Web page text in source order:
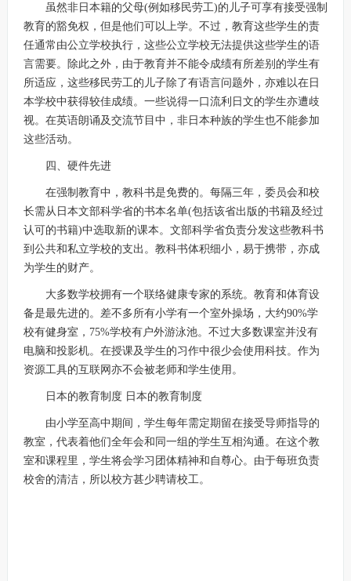
虽然非日本籍的父母(例如移民劳工)的儿子可享有接受强制
教育的豁免权，但是他们可以上学。不过，教育这些学生的责
任通常由公立学校执行，这些公立学校无法提供这些学生的语
言需要。除此之外，由于教育并不能令成绩有所差别的学生有
所适应，这些移民劳工的儿子除了有语言问题外，亦难以在日
本学校中获得较佳成绩。一些说得一口流利日文的学生亦遭歧
视。在英语朗诵及交流节目中，非日本种族的学生也不能参加
这些活动。
四、硬件先进
在强制教育中，教科书是免费的。每隔三年，委员会和校
长需从日本文部科学省的书本名单(包括该省出版的书籍及经过
认可的书籍)中选取新的课本。文部科学省负责分发这些教科书
到公共和私立学校的支出。教科书体积细小，易于携带，亦成
为学生的财产。
大多数学校拥有一个联络健康专家的系统。教育和体育设
备是最先进的。差不多所有小学有一个室外操场，大约90%学
校有健身室，75%学校有户外游泳池。不过大多数课室并没有
电脑和投影机。在授课及学生的习作中很少会使用科技。作为
资源工具的互联网亦不会被老师和学生使用。
日本的教育制度 日本的教育制度
由小学至高中期间，学生每年需定期留在接受导师指导的
教室，代表着他们全年会和同一组的学生互相沟通。在这个教
室和课程里，学生将会学习团体精神和自尊心。由于每班负责
校舍的清洁，所以校方甚少聘请校工。